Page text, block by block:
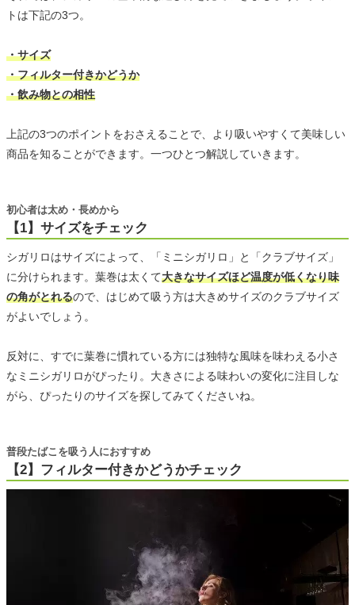
トは下記の3つ。
・サイズ
・フィルター付きかどうか
・飲み物との相性
上記の3つのポイントをおさえることで、より吸いやすくて美味しい
商品を知ることができます。一つひとつ解説していきます。
【1】サイズをチェック
初心者は太め・長めから
シガリロはサイズによって、「ミニシガリロ」と「クラブサイズ」
に分けられます。葉巻は太くて大きなサイズほど温度が低くなり味
の角がとれるので、はじめて吸う方は大きめサイズのクラブサイズ
がよいでしょう。
反対に、すでに葉巻に慣れている方には独特な風味を味わえる小さ
なミニシガリロがぴったり。大きさによる味わいの変化に注目しな
がら、ぴったりのサイズを探してみてくださいね。
【2】フィルター付きかどうかチェック
普段たばこを吸う人におすすめ